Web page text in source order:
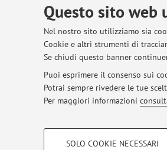
Questo sito web
Nel nostro sito utilizziamo sia
Cookie e altri strumenti di
Se chiudi questo banner
Puoi esprimere il consenso sui
Potrai sempre rivedere le tue
Per maggiori informazioni
COOKIE DI PROFILAZIONE -
SOLO COOKIE NECESSARI
Prof.